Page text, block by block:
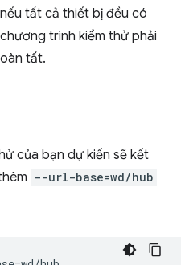
tất cả thiết bị đều có
trình kiểm thử phải
tất.
của bạn dự kiến sẽ kết
--url-base=wd/hub